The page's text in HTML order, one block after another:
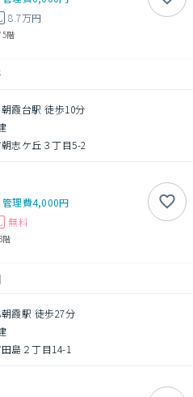
8.7万円
5階
霞台駅 徒歩10分
志ケ丘３丁目5-2
管理費4,000円
無料
階
霞駅 徒歩27分
島２丁目14-1